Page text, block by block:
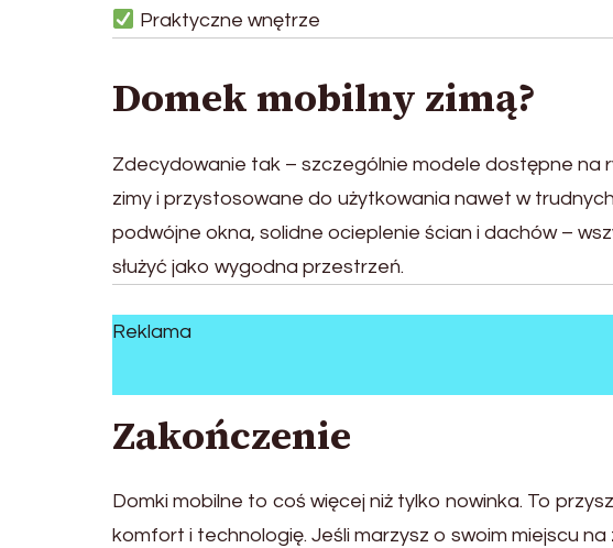
Praktyczne wnętrze
Domek mobilny zimą?
Zdecydowanie tak – szczególnie modele dostępne
zimy i przystosowane do użytkowania nawet w
podwójne okna, solidne ocieplenie ścian i dachów –
służyć jako wygodna przestrzeń.
Reklama
Zakończenie
Domki mobilne to coś więcej niż tylko nowinka. To
komfort i technologię. Jeśli marzysz o swoim miejscu